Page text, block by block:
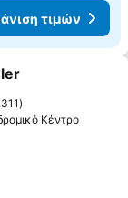
τιμών
αγαπημένα
Κέντρο